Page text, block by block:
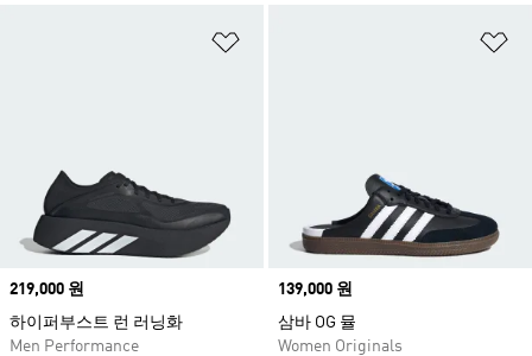
Price
219,000 원
하이퍼부스트 런 러닝화
Men Performance
Price
139,000 원
삼바 OG 뮬
Women Originals